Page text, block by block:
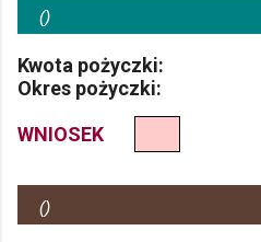
()
Kwota pożyczki:
Okres pożyczki:
WNIOSEK
()